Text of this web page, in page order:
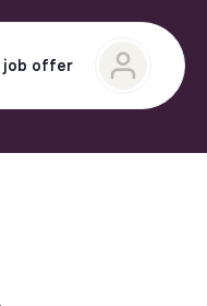
job offer